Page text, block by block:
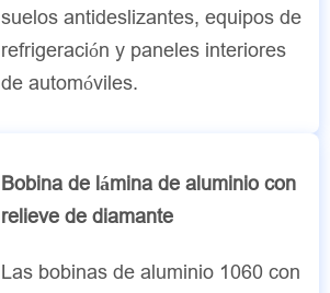
suelos antideslizantes, equipos de
refrigeración y paneles interiores
de automóviles.
Bobina de lámina de aluminio con
relieve de diamante
Las bobinas de aluminio 1060 con